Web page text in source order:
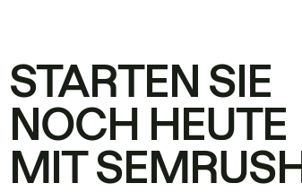
STARTEN SIE
NOCH HEUTE
MIT